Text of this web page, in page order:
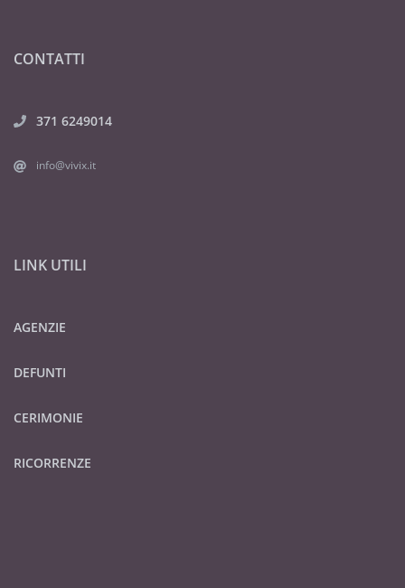
CONTATTI
371 6249014
info@vivix.it
LINK UTILI
AGENZIE
DEFUNTI
CERIMONIE
RICORRENZE